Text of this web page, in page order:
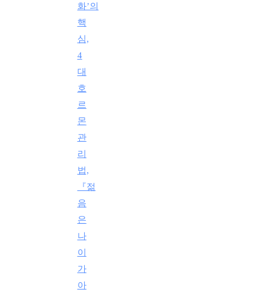
화’의
핵
심,
4
대
호
르
몬
관
리
법,
『젊
음
은
나
이
가
아